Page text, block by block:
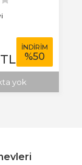
TL
İNDİRİM
%50
yok